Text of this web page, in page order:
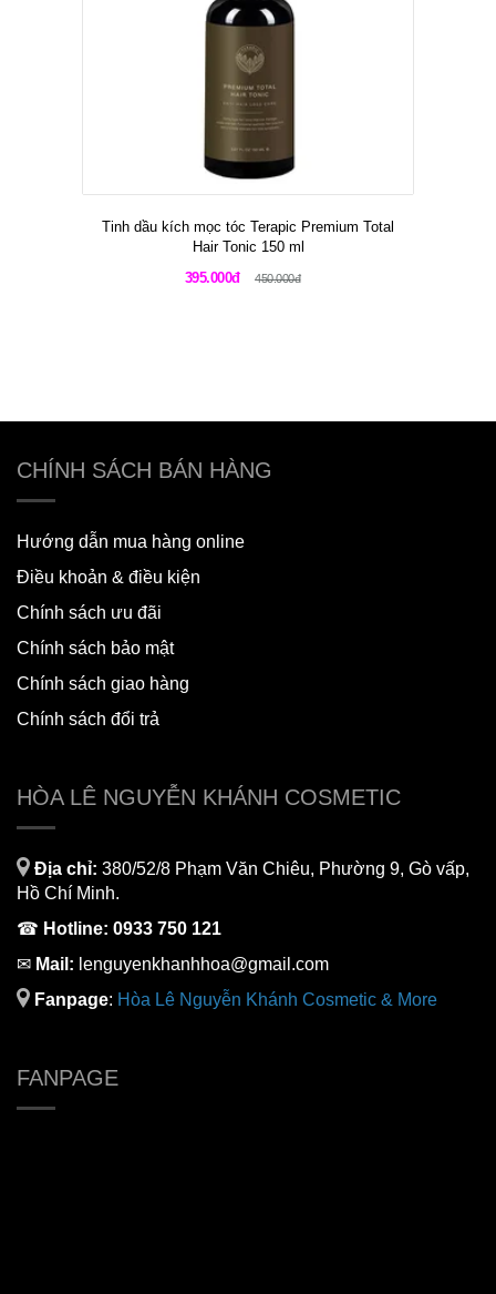
Tinh dầu kích mọc tóc Terapic Premium Total
Hair Tonic 150 ml
395.000đ
450.000đ
CHÍNH SÁCH BÁN HÀNG
Hướng dẫn mua hàng online
Điều khoản & điều kiện
Chính sách ưu đãi
Chính sách bảo mật
Chính sách giao hàng
Chính sách đổi trả
HÒA LÊ NGUYỄN KHÁNH COSMETIC
Địa chỉ: 380/52/8 Phạm Văn Chiêu, Phường 9, Gò vấp,
Hồ Chí Minh.
☎ Hotline: 0933 750 121
✉ Mail: lenguyenkhanhhoa@gmail.com
Fanpage: Hòa Lê Nguyễn Khánh Cosmetic & More
FANPAGE